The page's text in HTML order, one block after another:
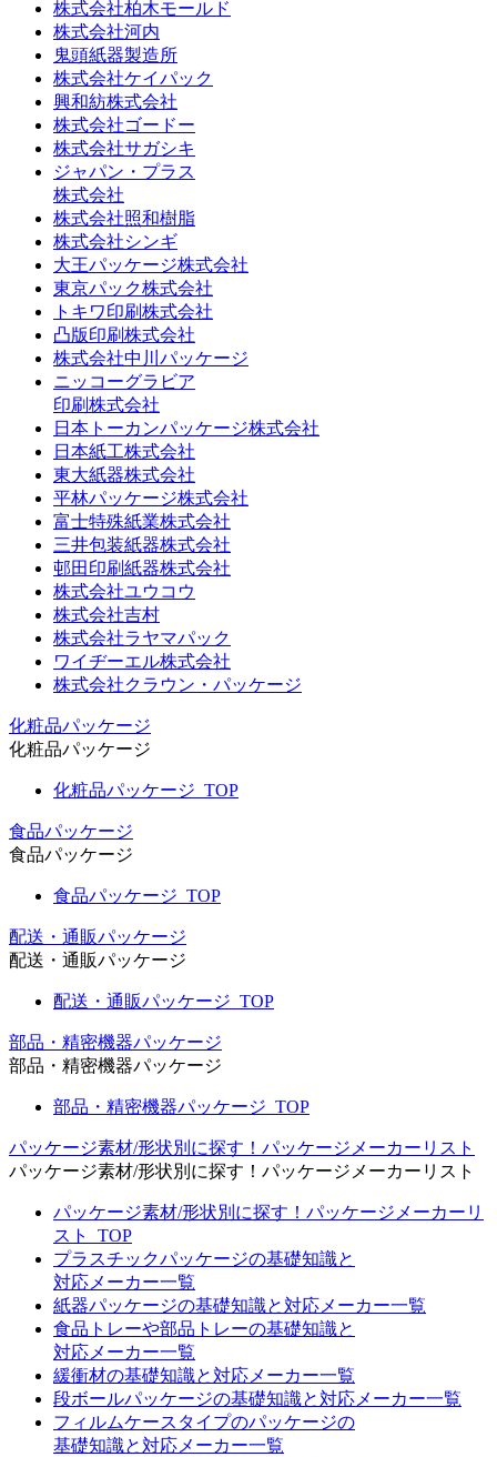
株式会社柏木モールド
株式会社河内
鬼頭紙器製造所
株式会社ケイパック
興和紡株式会社
株式会社ゴードー
株式会社サガシキ
ジャパン・プラス
株式会社
株式会社照和樹脂
株式会社シンギ
大王パッケージ株式会社
東京パック株式会社
トキワ印刷株式会社
凸版印刷株式会社
株式会社中川パッケージ
ニッコーグラビア
印刷株式会社
日本トーカンパッケージ株式会社
日本紙工株式会社
東大紙器株式会社
平林パッケージ株式会社
富士特殊紙業株式会社
三井包装紙器株式会社
邨田印刷紙器株式会社
株式会社ユウコウ
株式会社吉村
株式会社ラヤマパック
ワイヂーエル株式会社
株式会社クラウン・パッケージ
化粧品パッケージ
化粧品パッケージ
化粧品パッケージ_TOP
食品パッケージ
食品パッケージ
食品パッケージ_TOP
配送・通販パッケージ
配送・通販パッケージ
配送・通販パッケージ_TOP
部品・精密機器パッケージ
部品・精密機器パッケージ
部品・精密機器パッケージ_TOP
パッケージ素材/形状別に探す！パッケージメーカーリスト
パッケージ素材/形状別に探す！パッケージメーカーリスト
パッケージ素材/形状別に探す！パッケージメーカーリ
スト_TOP
プラスチックパッケージの基礎知識と
対応メーカー一覧
紙器パッケージの基礎知識と対応メーカー一覧
食品トレーや部品トレーの基礎知識と
対応メーカー一覧
緩衝材の基礎知識と対応メーカー一覧
段ボールパッケージの基礎知識と対応メーカー一覧
フィルムケースタイプのパッケージの
基礎知識と対応メーカー一覧